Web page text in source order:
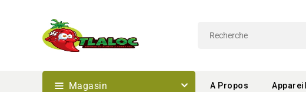
Magasin A Propos